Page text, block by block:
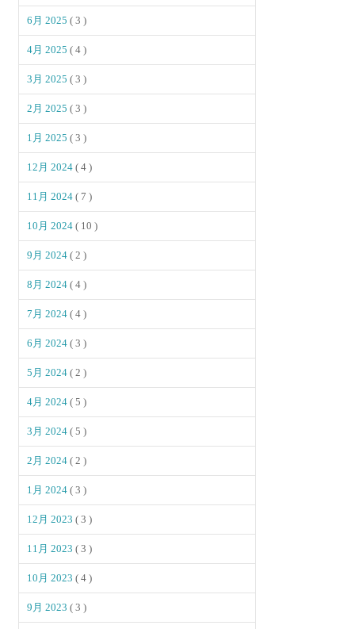
6月 2025( 3 )
4月 2025( 4 )
3月 2025( 3 )
2月 2025( 3 )
1月 2025( 3 )
12月 2024( 4 )
11月 2024( 7 )
10月 2024( 10 )
9月 2024( 2 )
8月 2024( 4 )
7月 2024( 4 )
6月 2024( 3 )
5月 2024( 2 )
4月 2024( 5 )
3月 2024( 5 )
2月 2024( 2 )
1月 2024( 3 )
12月 2023( 3 )
11月 2023( 3 )
10月 2023( 4 )
9月 2023( 3 )